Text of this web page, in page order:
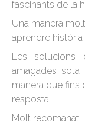
fascinants de la
Una manera
aprendre història
Les solucions
amagades sota
manera que fins
resposta.
Molt recomanat!